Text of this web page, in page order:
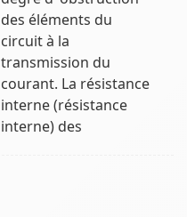
des éléments du
circuit à la
transmission du
courant. La résistance
interne (résistance
interne) des